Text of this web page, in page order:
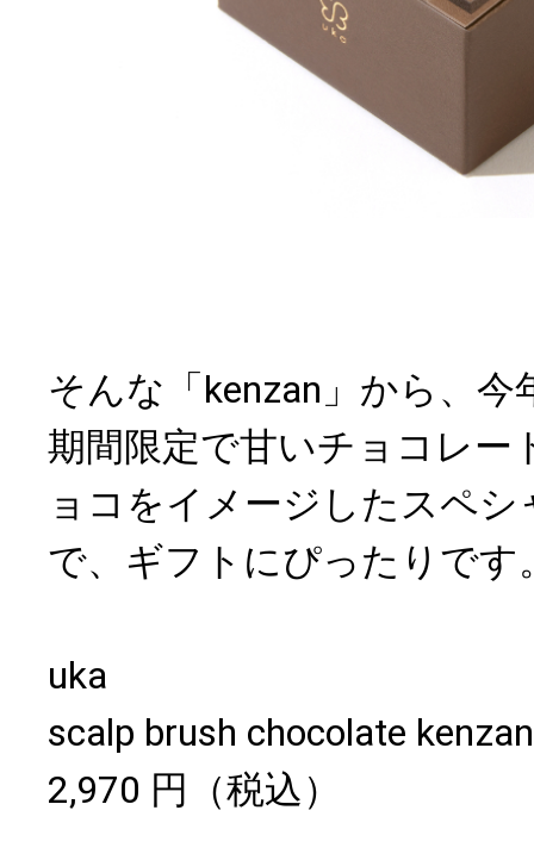
そんな「kenzan」から、
期間限定で甘いチョコレー
ョコをイメージしたスペシ
で、ギフトにぴったりです
uka
scalp brush chocolate kenzan
2,970 円（税込）